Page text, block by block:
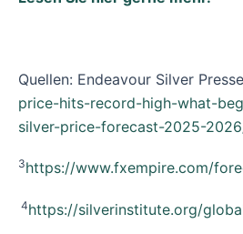
Quellen: Endeavour Silver
price-hits-record-high-what-
silver-price-forecast-2025-
3https://www.fxempire.com/
4https://silverinstitute.org/